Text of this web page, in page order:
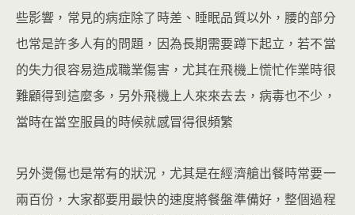
些影響，常見的病症除了時差、睡眠品質以外，腰的部分
也常是許多人有的問題，因為長期需要蹲下起立，若不當
的失力很容易造成職業傷害，尤其在飛機上慌忙作業時很
難顧得到這麼多，另外飛機上人來來去去，病毒也不少，
當時在當空服員的時候就感冒得很頻繁
另外燙傷也是常有的狀況，尤其是在經濟艙出餐時常要一
兩百份，大家都要用最快的速度將餐盤準備好，整個過程